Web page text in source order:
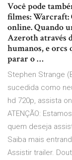
Você pode
filmes: Warcraft:
online. Quando
Azeroth através
humanos, e orcs
parar o …
Stephen Strange
sucedida como
hd 720p, assista
ATENÇÃO:
quem deseja
Saiba mais
Assistir trailer.